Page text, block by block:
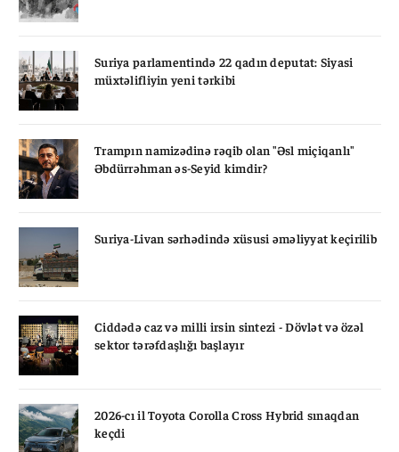
Suriya parlamentində 22 qadın deputat: Siyasi
müxtəlifliyin yeni tərkibi
Trampın namizədinə rəqib olan "Əsl miçiqanlı"
Əbdürrəhman əs-Seyid kimdir?
Suriya-Livan sərhədində xüsusi əməliyyat keçirilib
Ciddədə caz və milli irsin sintezi - Dövlət və özəl
sektor tərəfdaşlığı başlayır
2026-cı il Toyota Corolla Cross Hybrid sınaqdan
keçdi